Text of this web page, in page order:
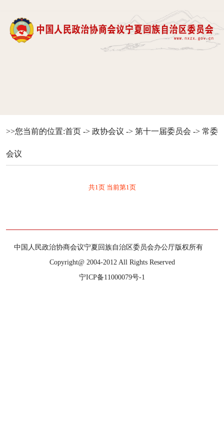
>>您当前的位置:首页 -> 政协会议 -> 第十一届委员会 -> 常委
会议
共1页 当前第1页
中国人民政治协商会议宁夏回族自治区委员会办公厅版权所有
Copyright@ 2004-2012 All Rights Reserved
宁ICP备11000079号-1